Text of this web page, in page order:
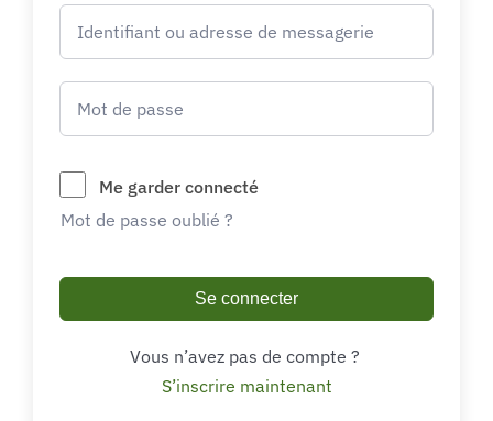
Me garder connecté
Mot de passe oublié ?
Se connecter
Vous n’avez pas de compte ?
S’inscrire maintenant